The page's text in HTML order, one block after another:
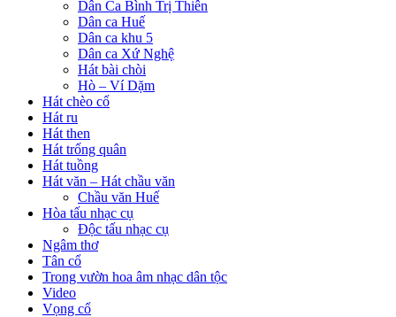
Dân Ca Bình Trị Thiên
Dân ca Huế
Dân ca khu 5
Dân ca Xứ Nghệ
Hát bài chòi
Hò – Ví Dặm
Hát chèo cổ
Hát ru
Hát then
Hát trống quân
Hát tuồng
Hát văn – Hát chầu văn
Chầu văn Huế
Hòa tấu nhạc cụ
Độc tấu nhạc cụ
Ngâm thơ
Tân cổ
Trong vườn hoa âm nhạc dân tộc
Video
Vọng cổ